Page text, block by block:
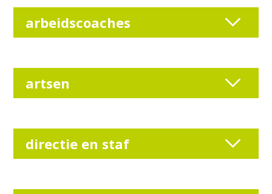
arbeidscoaches
artsen
directie en staf